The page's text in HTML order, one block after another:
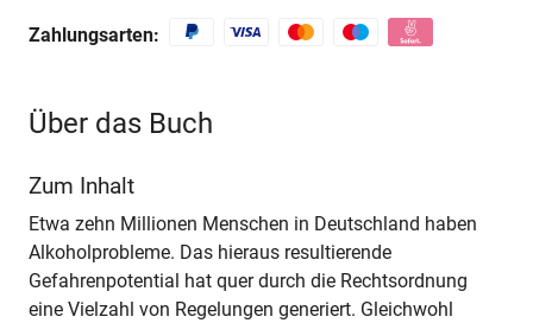
Zahlungsarten:
Über das Buch
Zum Inhalt
Etwa zehn Millionen Menschen in Deutschland haben
Alkoholprobleme. Das hieraus resultierende
Gefahrenpotential hat quer durch die Rechtsordnung
eine Vielzahl von Regelungen generiert. Gleichwohl